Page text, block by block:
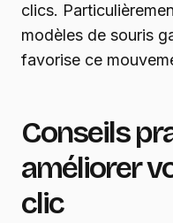
clics.
modèles de souris
favorise ce
Conseils
améliorer
clic